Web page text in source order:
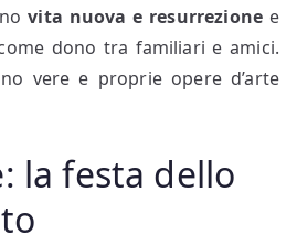
vita nuova e resurrezione e
dono tra familiari e amici.
vere e proprie opere d’arte
la festa dello